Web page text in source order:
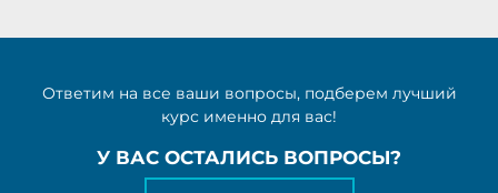
Ответим на все ваши вопросы, подберем лучший
курс именно для вас!
У ВАС ОСТАЛИСЬ ВОПРОСЫ?